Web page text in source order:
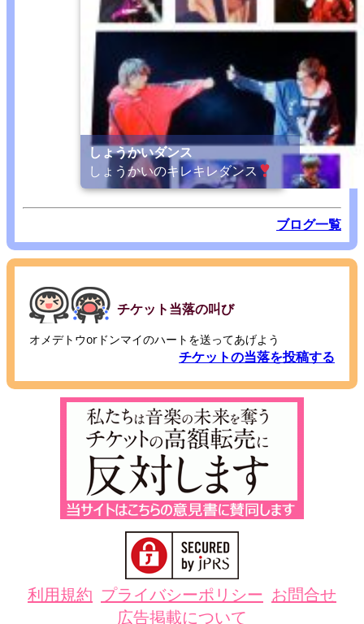
しょうかいダンス
しょうかいのキレキレダンス
ブログ一覧
チケット当落の叫び
オメデトウorドンマイのハートを送ってあげよう
チケットの当落を投稿する
利用規約 プライバシーポリシー お問合せ
広告掲載について